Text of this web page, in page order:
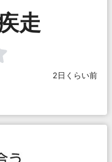
走
2日くらい前